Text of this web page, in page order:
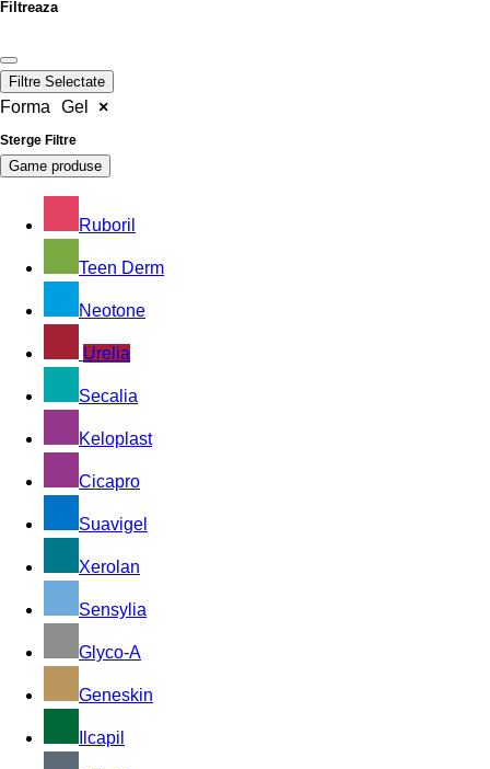
Filtreaza
Filtre Selectate
Forma Gel ×
Sterge Filtre
Game produse
Ruboril
Teen Derm
Neotone
Urelia
Secalia
Keloplast
Cicapro
Suavigel
Xerolan
Sensylia
Glyco-A
Geneskin
Ilcapil